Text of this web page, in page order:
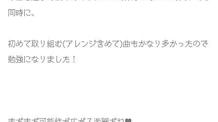
同時に、
初めて取り組む(アレンジ含めて)曲もかなり多かったので
勉強になりました！